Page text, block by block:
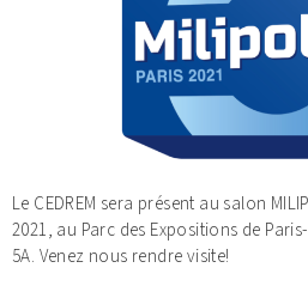
Le CEDREM sera présent au salon
2021, au Parc des Expositions de
5A. Venez nous rendre visite!